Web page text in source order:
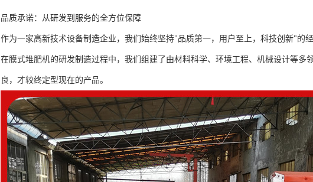
品质承诺：从研发到服务的全方位保障
作为一家高新技术设备制造企业，我们始终坚持"品质第一，用户至上，科技创新"的经
在膜式堆肥机的研发制造过程中，我们组建了由材料科学、环境工程、机械设计等多
良，才较终定型现在的产品。